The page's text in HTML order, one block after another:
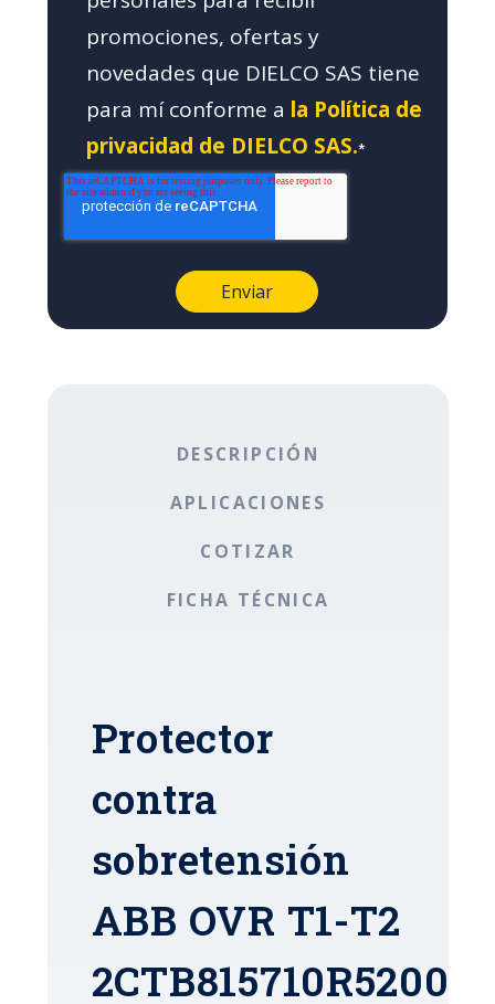
promociones, ofertas y
novedades que DIELCO SAS tiene
para mí conforme a la Política de
privacidad de DIELCO SAS.*
DESCRIPCIÓN
APLICACIONES
COTIZAR
FICHA TÉCNICA
Protector
contra
sobretensión
ABB OVR T1-T2
2CTB815710R5200